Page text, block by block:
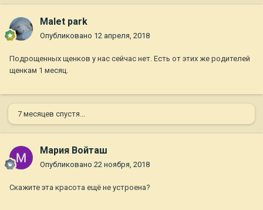
Malet park
Опубликовано 12 апреля, 2018
Подрощенных щенков у нас сейчас нет. Есть от этих же родителей
щенкам 1 месяц.
7 месяцев спустя...
Мария Войташ
Опубликовано 22 ноября, 2018
Скажите эта красота ещё не устроена?